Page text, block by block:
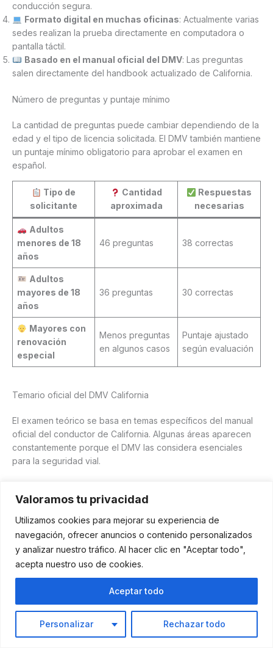
Valoramos tu privacidad
Utilizamos cookies para mejorar su experiencia de
navegación, ofrecer anuncios o contenido personalizados
y analizar nuestro tráfico. Al hacer clic en "Aceptar todo",
acepta nuestro uso de cookies.
Personalizar Rechazar todo
Aceptar todo
conducción segura.
Formato digital en muchas oficinas: Actualmente varias
sedes realizan la prueba directamente en computadora o
pantalla táctil.
Basado en el manual oficial del DMV: Las preguntas
salen directamente del handbook actualizado de California.
Número de preguntas y puntaje mínimo
La cantidad de preguntas puede cambiar dependiendo de la
edad y el tipo de licencia solicitada. El DMV también mantiene
un puntaje mínimo obligatorio para aprobar el examen en
español.
Tipo de
solicitante
Cantidad
aproximada
Respuestas
necesarias
Adultos
menores de 18
años
46 preguntas 38 correctas
Adultos
mayores de 18
años
36 preguntas 30 correctas
Mayores con
renovación
especial
Menos preguntas
en algunos casos
Puntaje ajustado
según evaluación
Temario oficial del DMV California
El examen teórico se basa en temas específicos del manual
oficial del conductor de California. Algunas áreas aparecen
constantemente porque el DMV las considera esenciales
para la seguridad vial.